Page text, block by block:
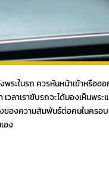
ระในรถ ควรหันหน้าเข้าหรือ
วลาเราขับรถจะได้มองเห็นพ
งของความสัมพันธ์ต่อคนในคร
อง